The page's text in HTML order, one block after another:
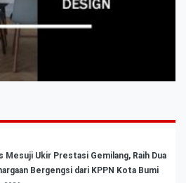
Mesuji Ukir Prestasi Gemilang, Raih Dua
Bergengsi dari KPPN Kota Bumi